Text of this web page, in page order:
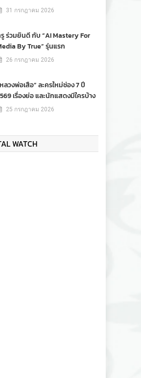
31 กรกฎาคม 2026
ร่วมยินดี กับ “AI Mastery For
By True” รุ่นแรก
26 กรกฎาคม 2026
ลวงพ่อเสือ” ละครใหม่ช่อง 7 ปี
เรื่องย่อ และนักแสดงมีใครบ้าง
25 กรกฎาคม 2026
WATCH